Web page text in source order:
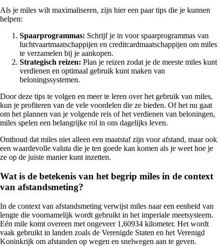
Als je miles wilt maximaliseren, zijn hier een paar tips die je kunnen
helpen:
Spaarprogrammas: Schrijf je in voor spaarprogrammas van
luchtvaartmaatschappijen en creditcardmaatschappijen om miles
te verzamelen bij je aankopen.
Strategisch reizen: Plan je reizen zodat je de meeste miles kunt
verdienen en optimaal gebruik kunt maken van
beloningssystemen.
Door deze tips te volgen en meer te leren over het gebruik van miles,
kun je profiteren van de vele voordelen die ze bieden. Of het nu gaat
om het plannen van je volgende reis of het verdienen van beloningen,
miles spelen een belangrijke rol in ons dagelijks leven.
Onthoud dat miles niet alleen een maatstaf zijn voor afstand, maar ook
een waardevolle valuta die je ten goede kan komen als je weet hoe je
ze op de juiste manier kunt inzetten.
Wat is de betekenis van het begrip miles in de context
van afstandsmeting?
In de context van afstandsmeting verwijst miles naar een eenheid van
lengte die voornamelijk wordt gebruikt in het imperiale meetsysteem.
Eén mile komt overeen met ongeveer 1,60934 kilometer. Het wordt
vaak gebruikt in landen zoals de Verenigde Staten en het Verenigd
Koninkrijk om afstanden op wegen en snelwegen aan te geven.